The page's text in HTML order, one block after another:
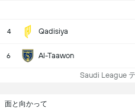
4 Qadisiya
6 Al-Taawon
Saudi League
面と向かって